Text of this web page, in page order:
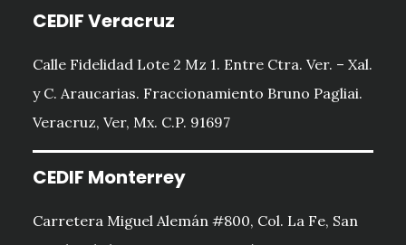
CEDIF Veracruz
Calle Fidelidad Lote 2 Mz 1. Entre Ctra. Ver. – Xal.
y C. Araucarias. Fraccionamiento Bruno Pagliai.
Veracruz, Ver, Mx. C.P. 91697
CEDIF Monterrey
Carretera Miguel Alemán #800, Col. La Fe, San